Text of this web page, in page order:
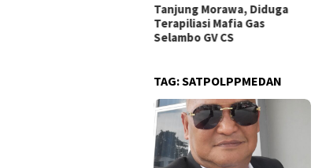
Tanjung Morawa, Diduga
Terapiliasi Mafia Gas
Selambo GV CS
TAG:SATPOLPPMEDAN